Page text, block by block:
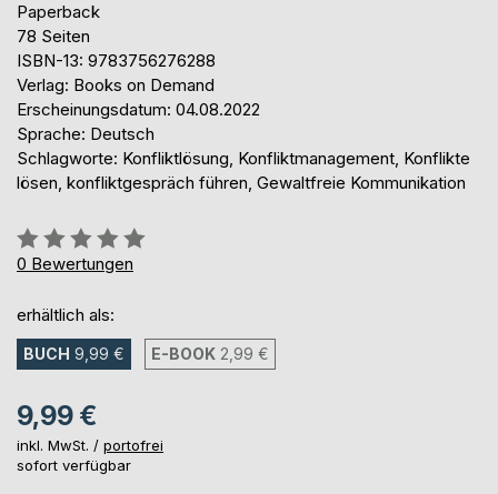
Paperback
78 Seiten
ISBN-13: 9783756276288
Verlag: Books on Demand
Erscheinungsdatum: 04.08.2022
Sprache: Deutsch
Schlagworte: Konfliktlösung, Konfliktmanagement, Konflikte
lösen, konfliktgespräch führen, Gewaltfreie Kommunikation
Bewertung::
0%
0 Bewertungen
erhältlich als:
BUCH 9,99 € E-BOOK 2,99 €
9,99 €
inkl. MwSt. / portofrei
sofort verfügbar